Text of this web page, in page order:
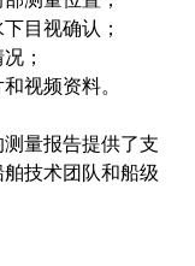
目视确认；
；
视频资料。
量报告提供了支
技术团队和船级